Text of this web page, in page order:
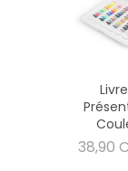
38,90